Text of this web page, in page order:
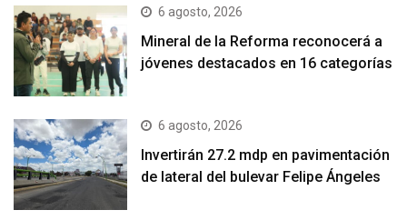
6 agosto, 2026
Mineral de la Reforma reconocerá a
jóvenes destacados en 16 categorías
6 agosto, 2026
Invertirán 27.2 mdp en pavimentación
de lateral del bulevar Felipe Ángeles